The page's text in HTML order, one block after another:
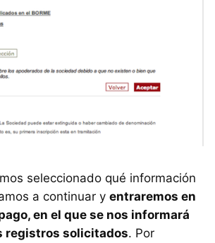
seleccionado qué información
a continuar y entraremos en
en el que se nos informará
registros solicitados. Por